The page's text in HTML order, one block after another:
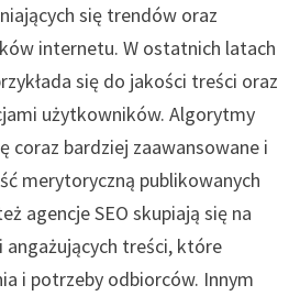
się trendów oraz
internetu. W ostatnich latach
się do jakości treści oraz
użytkowników. Algorytmy
coraz bardziej zaawansowane i
merytoryczną publikowanych
agencje SEO skupiają się na
treści, które
i potrzeby odbiorców. Innym